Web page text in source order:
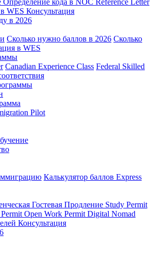
WES Консультация
в 2026
Сколько нужно баллов в 2026 Сколько
в WES
Canadian Experience Class Federal Skilled
Pilot
Калькулятор баллов Express
Гостевая Продление Study Permit
Open Work Permit Digital Nomad
Консультация